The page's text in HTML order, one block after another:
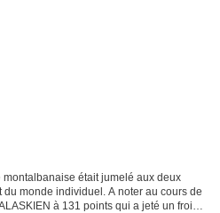
était jumelé aux deux
monde individuel. A noter au cours de
à 131 points qui a jeté un froid